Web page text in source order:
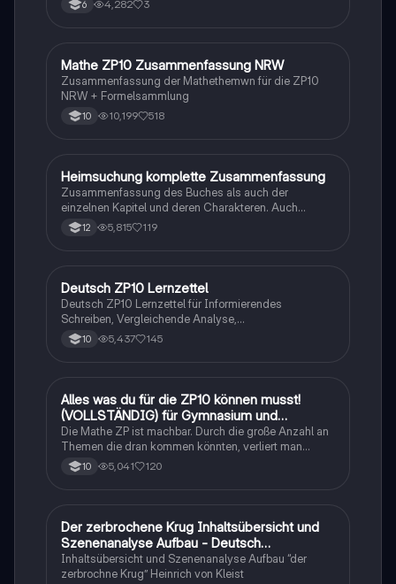
6 4,282 3
Mathe
Mathe ZP10 Zusammenfassung NRW
Zusammenfassung der Mathethemwn für die ZP10
NRW + Formelsammlung
10 10,199 518
Deutsch
Heimsuchung komplette Zusammenfassung
Zusammenfassung des Buches als auch der
einzelnen Kapitel und deren Charakteren. Auch
tabellarisch. Im Unterricht ohne KI erstellt
12 5,815 119
Deutsch
Deutsch ZP10 Lernzettel
Deutsch ZP10 Lernzettel für Informierendes
Schreiben, Vergleichende Analyse,
Sachtexte/Roman/Gedicht..
10 5,437 145
Mathe
Alles was du für die ZP10 können musst!
(VOLLSTÄNDIG) für Gymnasium und
Realschule
Die Mathe ZP ist machbar. Durch die große Anzahl an
Themen die dran kommen könnten, verliert man
schnell den Überblick. Also habe ich von den kleinsten
Themen bis hin zu den größten alles
10 5,041 120
Deutsch
Der zerbrochene Krug Inhaltsübersicht und
Szenenanalyse Aufbau - Deutsch
Q1/Q2/Abitur
Inhaltsübersicht und Szenenanalyse Aufbau “der
zerbrochne Krug” Heinrich von Kleist